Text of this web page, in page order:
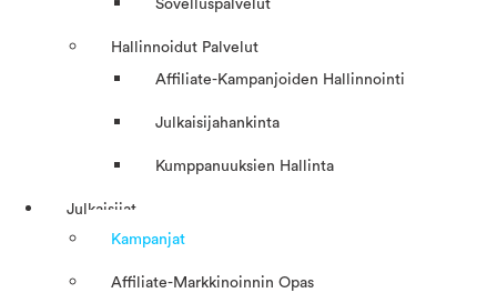
Sovelluspalvelut
Hallinnoidut Palvelut
Affiliate-Kampanjoiden Hallinnointi
Julkaisijahankinta
Kumppanuuksien Hallinta
Julkaisijat
Kampanjat
Affiliate-Markkinoinnin Opas